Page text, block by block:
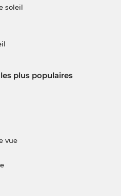
soleil
plus populaires
vue